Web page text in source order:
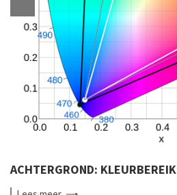
ACHTERGROND: KLEURBEREIK